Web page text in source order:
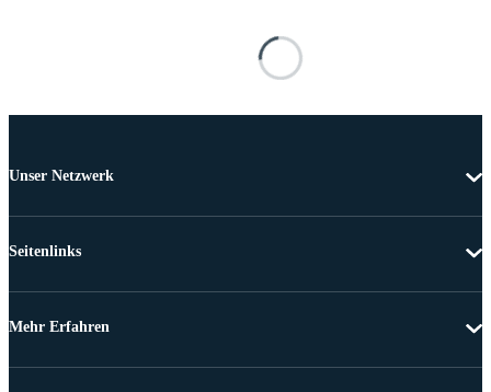
Unser Netzwerk
Seitenlinks
Mehr Erfahren